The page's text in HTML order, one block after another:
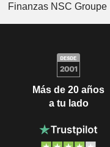
Finanzas NSC Groupe
Más de 20 años
a tu lado